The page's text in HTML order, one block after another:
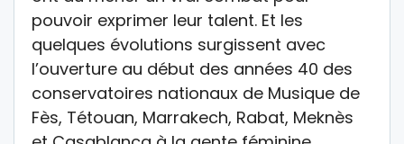
pouvoir exprimer leur talent. Et les
quelques évolutions surgissent avec
l’ouverture au début des années 40 des
conservatoires nationaux de Musique de
Fès, Tétouan, Marrakech, Rabat, Meknès